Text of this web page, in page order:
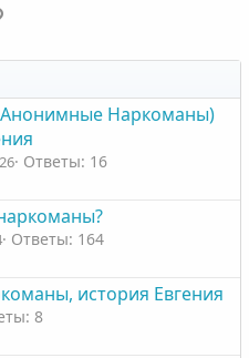
в
н
ы
й
г
о
л
с
почта
Наркоманы)
Ответы: 16
Ответы: 164
история Евгения
8